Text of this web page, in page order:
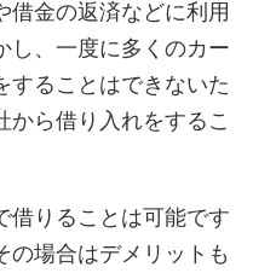
借金の返済などに利用
し、一度に多くのカー
することはできないた
ら借り入れをするこ
借りることは可能です
の場合はデメリットも